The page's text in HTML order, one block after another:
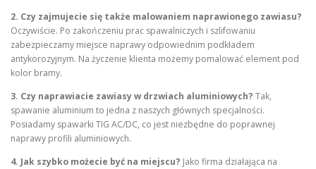
2. Czy zajmujecie się także malowaniem naprawionego zawiasu?
Oczywiście. Po zakończeniu prac spawalniczych i szlifowaniu
zabezpieczamy miejsce naprawy odpowiednim podkładem
antykorozyjnym. Na życzenie klienta możemy pomalować element pod
kolor bramy.
3. Czy naprawiacie zawiasy w drzwiach aluminiowych? Tak,
spawanie aluminium to jedna z naszych głównych specjalności.
Posiadamy spawarki TIG AC/DC, co jest niezbędne do poprawnej
naprawy profili aluminiowych.
4. Jak szybko możecie być na miejscu? Jako firma działająca na